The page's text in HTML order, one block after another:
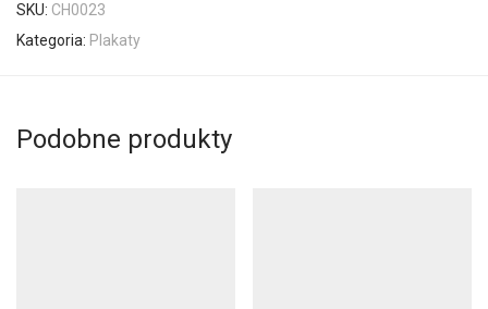
SKU: CH0023
Kategoria: Plakaty
Podobne produkty